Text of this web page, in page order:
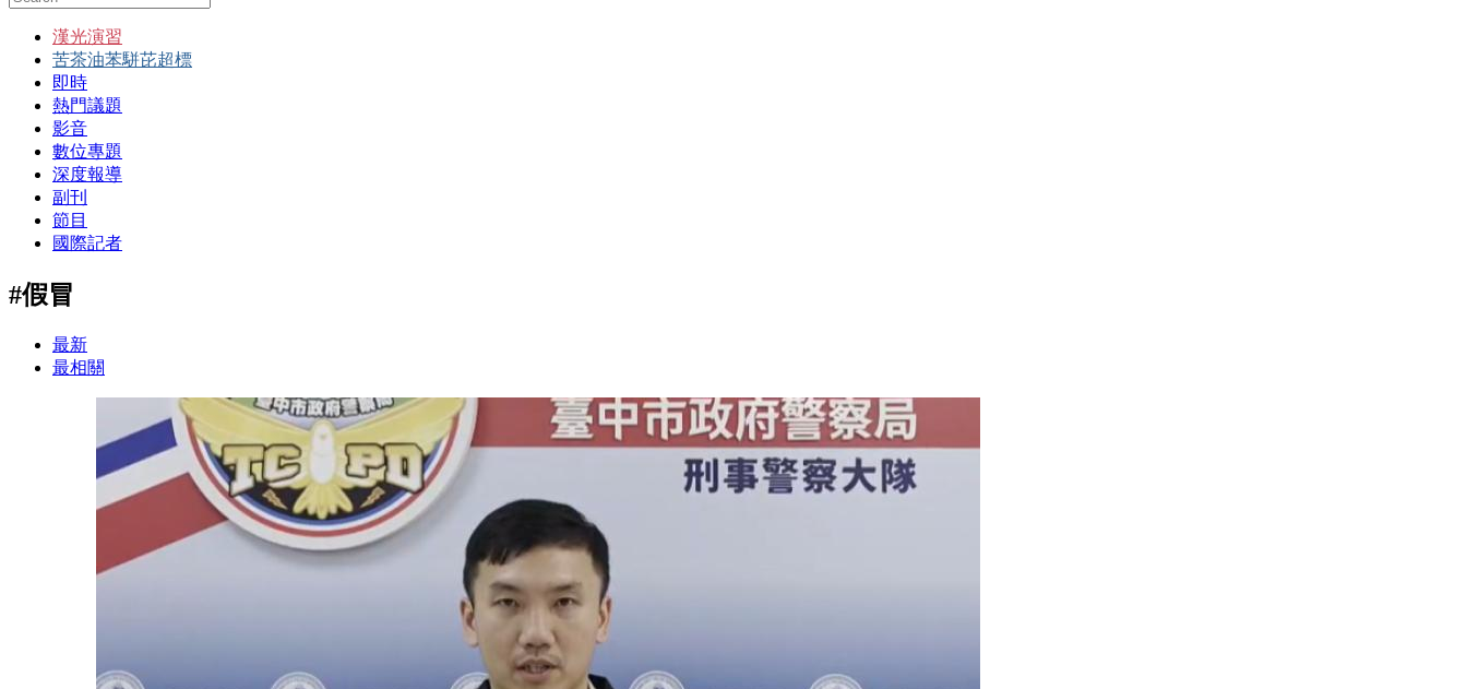
漢光演習
苦茶油苯駢芘超標
即時
熱門議題
影音
數位專題
深度報導
副刊
節目
國際記者
#假冒
最新
最相關